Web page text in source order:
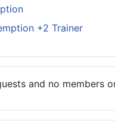
+2 Trainer
and no members